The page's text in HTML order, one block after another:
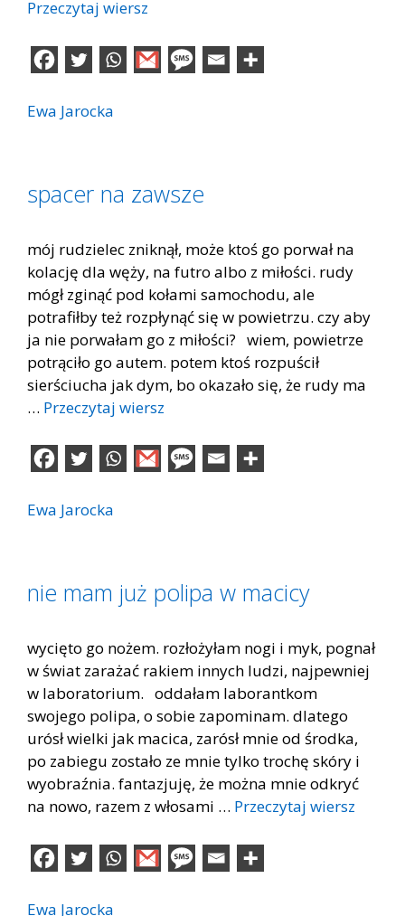
Przeczytaj wiersz
Ewa Jarocka
spacer na zawsze
mój rudzielec zniknął, może ktoś go porwał na
kolację dla węży, na futro albo z miłości. rudy
mógł zginąć pod kołami samochodu, ale
potrafiłby też rozpłynąć się w powietrzu. czy aby
ja nie porwałam go z miłości? wiem, powietrze
potrąciło go autem. potem ktoś rozpuścił
sierściucha jak dym, bo okazało się, że rudy ma
… Przeczytaj wiersz
Ewa Jarocka
nie mam już polipa w macicy
wycięto go nożem. rozłożyłam nogi i myk, pognał
w świat zarażać rakiem innych ludzi, najpewniej
w laboratorium. oddałam laborantkom
swojego polipa, o sobie zapominam. dlatego
urósł wielki jak macica, zarósł mnie od środka,
po zabiegu zostało ze mnie tylko trochę skóry i
wyobraźnia. fantazjuję, że można mnie odkryć
na nowo, razem z włosami … Przeczytaj wiersz
Ewa Jarocka